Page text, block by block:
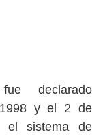
declarado
y el 2 de
el sistema de